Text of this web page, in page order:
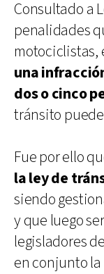
Consultado a
penalidades
motociclistas,
una
dos o cinco
tránsito puede
Fue por ello
la ley de
siendo
y que luego
legisladores
en conjunto